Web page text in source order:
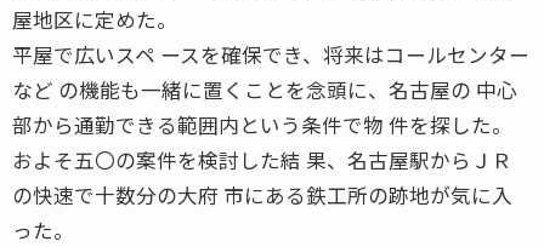
屋地区に定めた。
平屋で広いスペ ースを確保でき、将来はコールセンター
など の機能も一緒に置くことを念頭に、名古屋の 中心
部から通勤できる範囲内という条件で物 件を探した。
およそ五〇の案件を検討した結 果、名古屋駅からＪＲ
の快速で十数分の大府 市にある鉄工所の跡地が気に入
った。